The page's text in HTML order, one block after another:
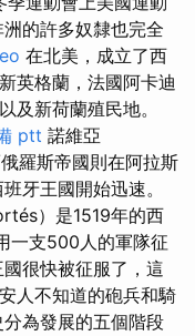
的許多奴隸也完全
在北美，成立了西
英格蘭，法國阿卡迪
及新荷蘭殖民地。
ptt 諾維亞
羅斯帝國則在阿拉斯
牙王國開始迅速。
）是1519年的西
一支500人的軍隊征
很快被征服了，這
人不知道的砲兵和騎
為發展的五個階段